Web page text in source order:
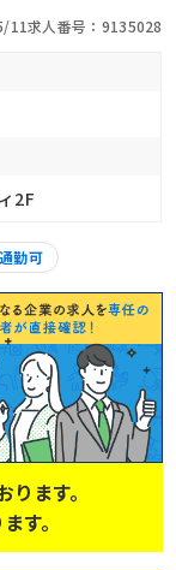
11求人番号：9135028
2F
勤可
ます。
す。